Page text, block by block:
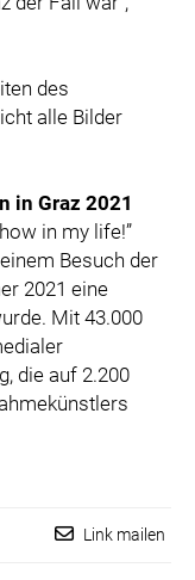
des
alle Bilder
in Graz 2021
in my life!”
Besuch der
2021 eine
Mit 43.000
die auf 2.200
Link mailen